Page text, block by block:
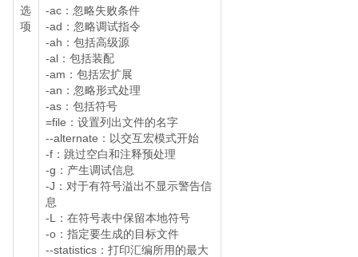
选
项
-ac：忽略失败条件
-ad：忽略调试指令
-ah：包括高级源
-al：包括装配
-am：包括宏扩展
-an：忽略形式处理
-as：包括符号
=file：设置列出文件的名字
--alternate：以交互宏模式开始
-f：跳过空白和注释预处理
-g：产生调试信息
-J：对于有符号溢出不显示警告信
息
-L：在符号表中保留本地符号
-o：指定要生成的目标文件
--statistics：打印汇编所用的最大